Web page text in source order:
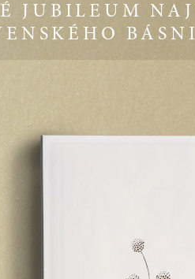
JUBILEUM